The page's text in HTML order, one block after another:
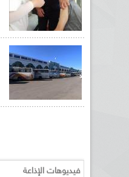
فيديوهات الإذاعة